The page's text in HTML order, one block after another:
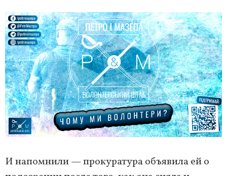
И напомнили — прокуратура объявила ей о